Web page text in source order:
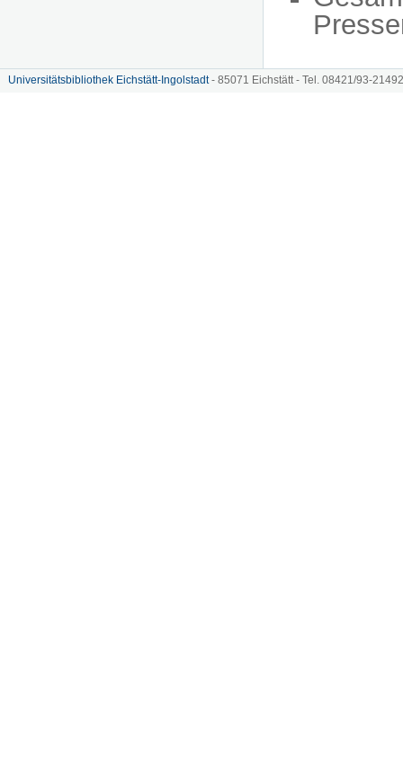
Universitätsbibliothek Eichstätt-Ingolstadt- 85071 Eichstätt - Tel. 08421/93-